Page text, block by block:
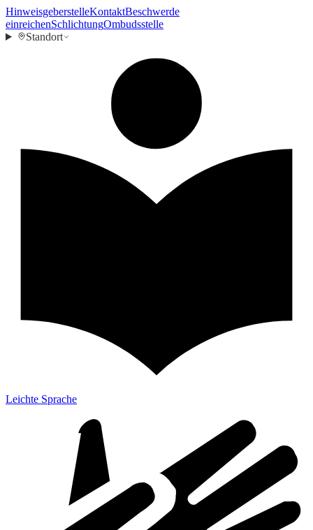
HinweisgeberstelleKontaktBeschwerde
einreichenSchlichtungOmbudsstelle
Standort
Leichte Sprache